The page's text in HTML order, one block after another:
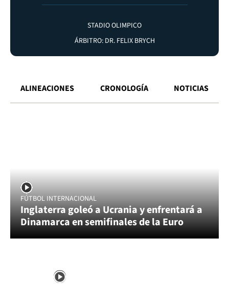
STADIO OLIMPICO
ÁRBITRO: DR. FELIX BRYCH
ALINEACIONES CRONOLOGÍA NOTICIAS
FÚTBOL INTERNACIONAL
Inglaterra goleó a Ucrania y enfrentará a
Dinamarca en semifinales de la Euro